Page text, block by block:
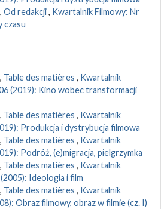
Od redakcji, Kwartalnik Filmowy: Nr
czasu
Table des matières , Kwartalnik
(2019): Kino wobec transformacji
Table des matières , Kwartalnik
Produkcja i dystrybucja filmowa
Table des matières , Kwartalnik
Podróż, (e)migracja, pielgrzymka
Table des matières , Kwartalnik
Ideologia i film
Table des matières , Kwartalnik
Obraz filmowy, obraz w filmie (cz. I)